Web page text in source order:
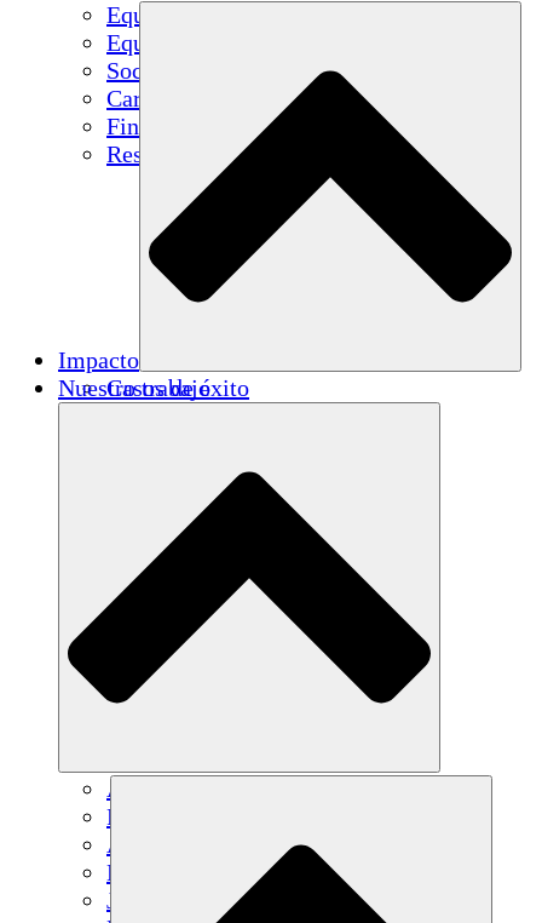
Equipo
Equipo
Socios
Carreras
Finanzas
Resources
Impacto
Casos de éxito
Nuestro trabajo
Agricultura sostenible
Recuperación de terremotos
Agua limpia
Empoderamiento de la mujer
Jóvenes y estudiantes